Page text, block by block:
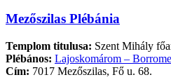
Mezőszilas Plébánia
Templom titulusa: Szent Mihály
Plébános: Lajoskomárom –
Cím: 7017 Mezőszilas, Fő u. 68.